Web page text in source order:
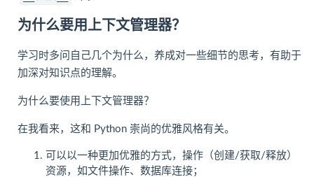
为什么要用上下文管理器？
学习时多问自己几个为什么，养成对一些细节的思考，有助于
加深对知识点的理解。
为什么要使用上下文管理器？
在我看来，这和 Python 崇尚的优雅风格有关。
可以以一种更加优雅的方式，操作（创建/获取/释放）
资源，如文件操作、数据库连接；